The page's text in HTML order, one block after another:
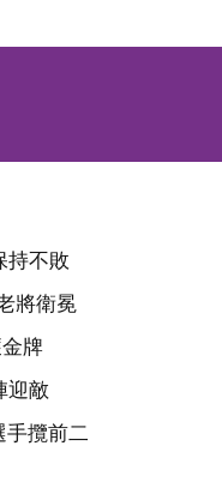
持不敗
將衛冕
牌
迎敵
手攬前二